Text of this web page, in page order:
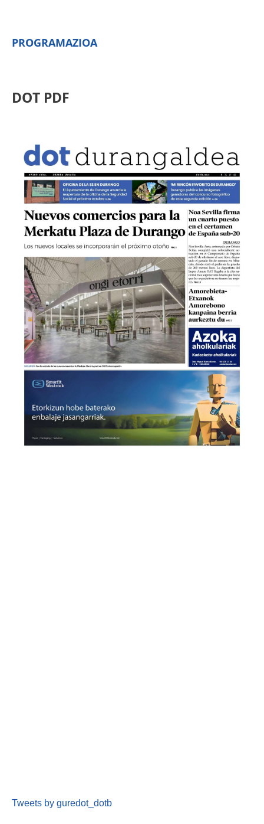
PROGRAMAZIOA
DOT PDF
Tweets by guredot_dotb